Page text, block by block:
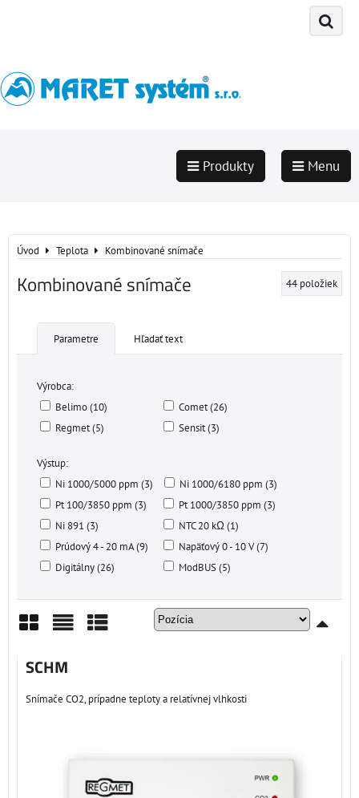
Produkty Menu
Úvod Teplota Kombinované snímače
Kombinované snímače 44 položiek
Parametre Hľadať text
Výrobca:
Belimo (10)
Comet (26)
Regmet (5)
Sensit (3)
Výstup:
Ni 1000/5000 ppm (3)
Ni 1000/6180 ppm (3)
Pt 100/3850 ppm (3)
Pt 1000/3850 ppm (3)
Ni 891 (3)
NTC 20 kΩ (1)
Prúdový 4 - 20 mA (9)
Napäťový 0 - 10 V (7)
Digitálny (26)
ModBUS (5)
Mriežka
SCHM
Snímače CO2, prípadne teploty a relatívnej vlhkosti